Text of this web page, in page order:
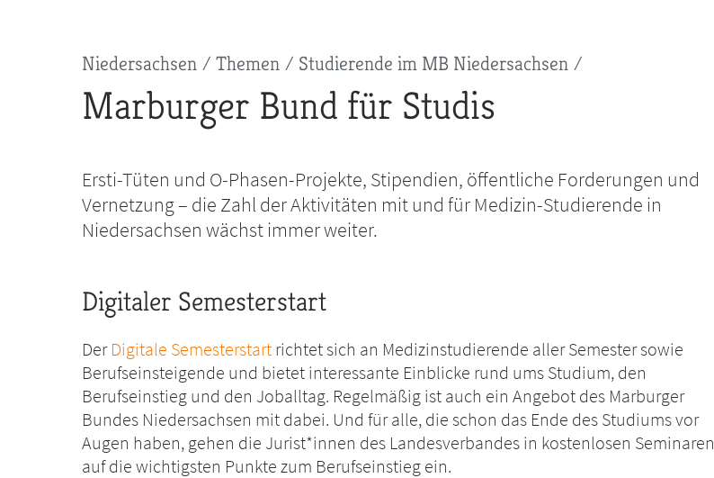
Pfadnavigation
Niedersachsen Themen Studierende im MB Niedersachsen
Marburger Bund für Studis
Ersti-Tüten und O-Phasen-Projekte, Stipendien, öffentliche Forderungen und
Vernetzung – die Zahl der Aktivitäten mit und für Medizin-Studierende in
Niedersachsen wächst immer weiter.
Digitaler Semesterstart
Der Digitale Semesterstart richtet sich an Medizinstudierende aller Semester sowie
Berufseinsteigende und bietet interessante Einblicke rund ums Studium, den
Berufseinstieg und den Joballtag. Regelmäßig ist auch ein Angebot des Marburger
Bundes Niedersachsen mit dabei. Und für alle, die schon das Ende des Studiums vor
Augen haben, gehen die Jurist*innen des Landesverbandes in kostenlosen Seminaren
auf die wichtigsten Punkte zum Berufseinstieg ein.